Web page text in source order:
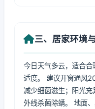
三、居家环境
今日天气多云，适合
适度。 建议开窗通风
减少细菌滋生；阳光
外线杀菌除螨。 地面